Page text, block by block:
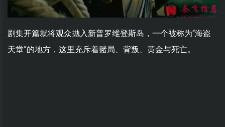
剧集开篇就将观众抛入新普罗维登斯岛，一个被称为“海盗
天堂”的地方，这里充斥着赌局、背叛、黄金与死亡。